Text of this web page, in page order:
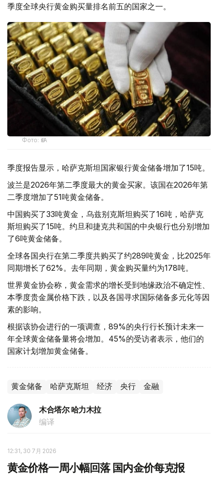
季度全球央行黄金购买量排名前五的国家之一。
Фото: ӨзА
季度报告显示，哈萨克斯坦国家银行黄金储备增加了15吨。
波兰是2026年第二季度最大的黄金买家。该国在2026年第
二季度增加了51吨黄金储备。
中国购买了33吨黄金，乌兹别克斯坦购买了16吨，哈萨克
斯坦购买了15吨。约旦和捷克共和国的中央银行也分别增加
了6吨黄金储备。
全球各国央行在第二季度共购买了约289吨黄金，比2025年
同期增长了62%。去年同期，黄金购买量约为178吨。
世界黄金协会称，黄金需求的增长受到地缘政治不确定性、
本季度贵金属价格下跌，以及各国寻求国际储备多元化等因
素的影响。
根据该协会进行的一项调查，89%的央行行长预计未来一
年全球黄金储备量将会增加。45%的受访者表示，他们的
国家计划增加黄金储备。
黄金储备 哈萨克斯坦 经济 央行 金融
木合塔尔 哈力木拉
编译
12:31, 30 7月 2026
黄金价格一周小幅回落 国内金价每克报